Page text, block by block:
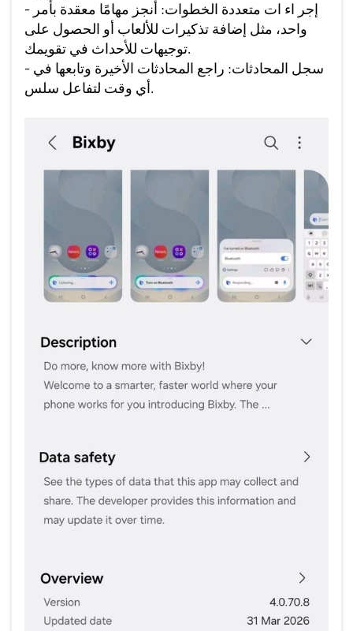
- إجر اء ات متعددة الخطوات: أنجز مهامًا معقدة بأمر
واحد، مثل إضافة تذكيرات للألعاب أو الحصول على
توجيهات للأحداث في تقويمك.
- سجل المحادثات: راجع المحادثات الأخيرة وتابعها في
أي وقت لتفاعل سلس.